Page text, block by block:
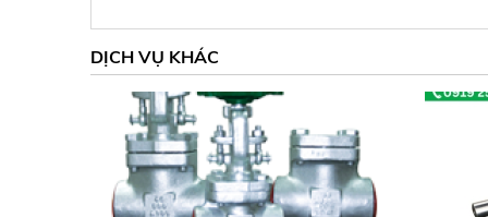
DỊCH VỤ KHÁC